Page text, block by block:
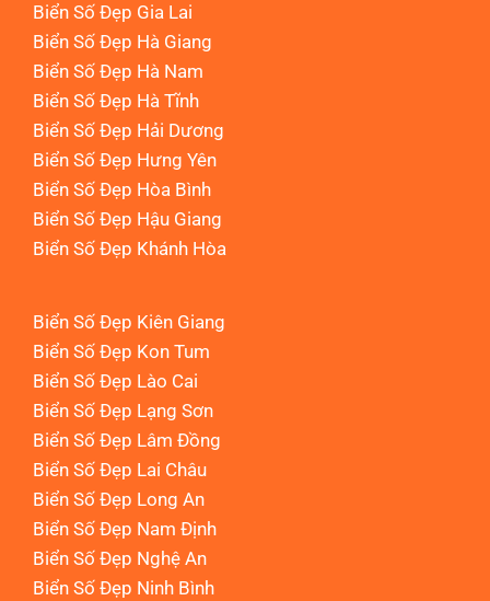
Biển Số Đẹp Gia Lai
Biển Số Đẹp Hà Giang
Biển Số Đẹp Hà Nam
Biển Số Đẹp Hà Tĩnh
Biển Số Đẹp Hải Dương
Biển Số Đẹp Hưng Yên
Biển Số Đẹp Hòa Bình
Biển Số Đẹp Hậu Giang
Biển Số Đẹp Khánh Hòa
Biển Số Đẹp Kiên Giang
Biển Số Đẹp Kon Tum
Biển Số Đẹp Lào Cai
Biển Số Đẹp Lạng Sơn
Biển Số Đẹp Lâm Đồng
Biển Số Đẹp Lai Châu
Biển Số Đẹp Long An
Biển Số Đẹp Nam Định
Biển Số Đẹp Nghệ An
Biển Số Đẹp Ninh Bình